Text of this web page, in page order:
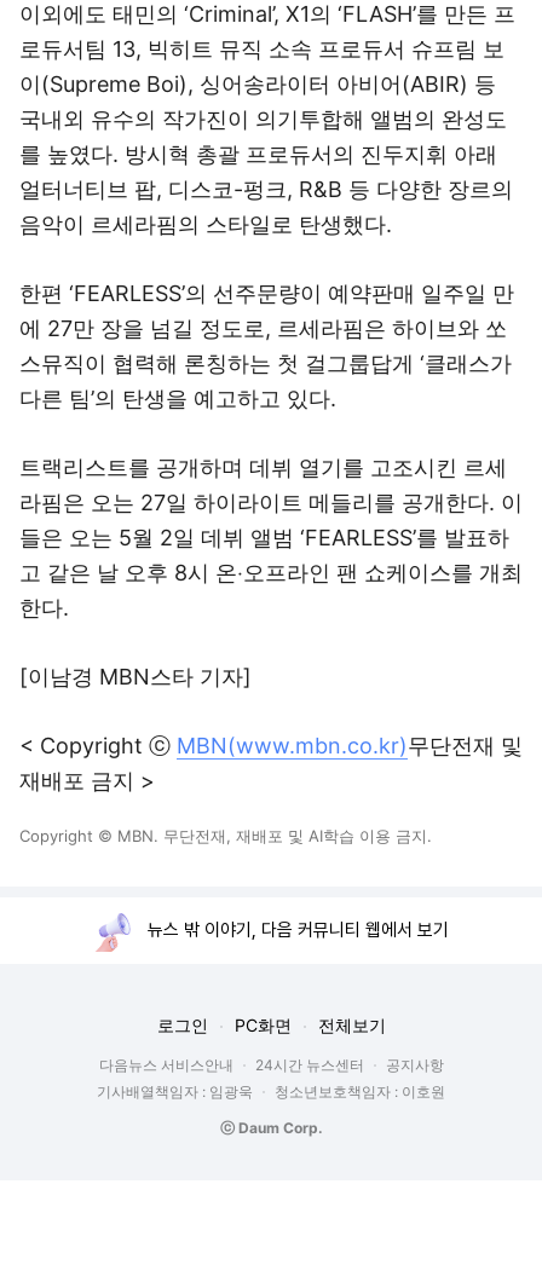
이외에도 태민의 ‘Criminal’, X1의 ‘FLASH’를 만든 프
로듀서팀 13, 빅히트 뮤직 소속 프로듀서 슈프림 보
이(Supreme Boi), 싱어송라이터 아비어(ABIR) 등
국내외 유수의 작가진이 의기투합해 앨범의 완성도
를 높였다. 방시혁 총괄 프로듀서의 진두지휘 아래
얼터너티브 팝, 디스코-펑크, R&B 등 다양한 장르의
음악이 르세라핌의 스타일로 탄생했다.
한편 ‘FEARLESS’의 선주문량이 예약판매 일주일 만
에 27만 장을 넘길 정도로, 르세라핌은 하이브와 쏘
스뮤직이 협력해 론칭하는 첫 걸그룹답게 ‘클래스가
다른 팀’의 탄생을 예고하고 있다.
트랙리스트를 공개하며 데뷔 열기를 고조시킨 르세
라핌은 오는 27일 하이라이트 메들리를 공개한다. 이
들은 오는 5월 2일 데뷔 앨범 ‘FEARLESS’를 발표하
고 같은 날 오후 8시 온‧오프라인 팬 쇼케이스를 개최
한다.
[이남경 MBN스타 기자]
< Copyright ⓒ MBN(www.mbn.co.kr)무단전재 및
재배포 금지 >
Copyright © MBN. 무단전재, 재배포 및 AI학습 이용 금지.
뉴스 밖 이야기, 다음 커뮤니티 웹에서 보기
로그인 PC화면 전체보기
다음뉴스 서비스안내 24시간 뉴스센터
공지사항
기사배열책임자 : 임광욱
청소년보호책임자 : 이호원
ⓒ Daum Corp.